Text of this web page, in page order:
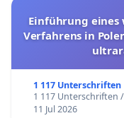
Einführung eines
Verfahrens in
1 117 Unterschriften
1 117 Unterschriften
11 Jul 2026